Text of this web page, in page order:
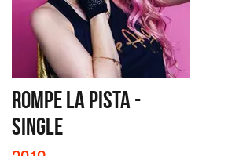
ROMPE LA PISTA -
SINGLE